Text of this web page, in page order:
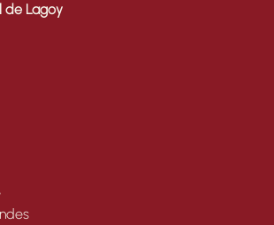
de Lagoy